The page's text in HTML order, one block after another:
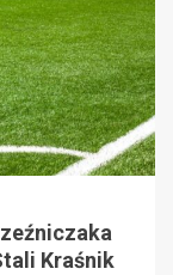
Kraśnik